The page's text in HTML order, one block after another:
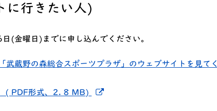
に行きたい人)
(金曜日)までに申し込んでください。
武蔵野の森総合スポーツプラザ」のウェブサイトを見てく
( PDF形式、2. 8 MB)